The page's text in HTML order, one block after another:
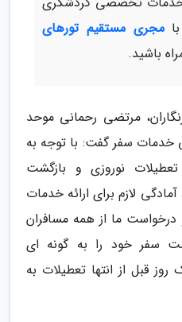
مجری مستقیم تورهای
باشید.
مرتضی رحمانی موحد
سفر گفت: با توجه به
نوروزی و بازگشت
لازم برای ارائه خدمات
درخواست ما از همه مسافران
سفر خود را به گونه ای
قبل از انتها تعطیلات به